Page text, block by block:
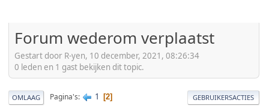
Forum wederom verplaatst
Gestart door R-yen, 10 december, 2021, 08:26:34
0 leden en 1 gast bekijken dit topic.
OMLAAG Pagina's 1 2 GEBRUIKERSACTIES